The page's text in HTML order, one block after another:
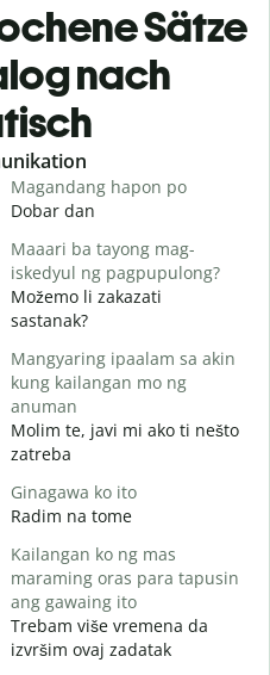
Sätze
nach
Magandang hapon po
Dobar dan
Maaari ba tayong mag-
iskedyul ng pagpupulong?
Možemo li zakazati
sastanak?
Mangyaring ipaalam sa akin
kung kailangan mo ng
anuman
Molim te, javi mi ako ti nešto
zatreba
Ginagawa ko ito
Radim na tome
Kailangan ko ng mas
maraming oras para tapusin
ang gawaing ito
Trebam više vremena da
izvršim ovaj zadatak